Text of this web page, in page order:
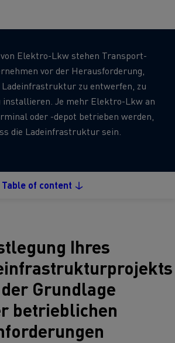
Elektro-Lkw stehen Transport-
vor der Herausforderung,
zu entwerfen, zu
installieren. Je mehr Elektro-Lkw an
oder -depot betrieben werden,
die Ladeinfrastruktur sein.
Table of content
Ihres
Grundlage
betrieblichen